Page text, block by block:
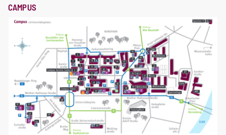
CAMPUS